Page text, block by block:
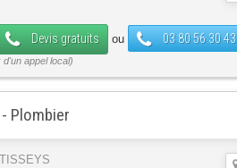
Devis gratuits ou 03 80 56 30 43
Plombier